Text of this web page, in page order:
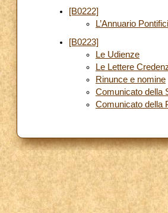
[B0222]
L’Annuario
[B0223]
Le Udienze
Le Lettere
Rinunce e nomine
Comunicato della
Comunicato della